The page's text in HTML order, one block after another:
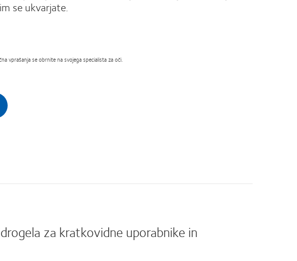
se ukvarjate.
vprašanja se obrnite na svojega specialista za oči.
za kratkovidne uporabnike in